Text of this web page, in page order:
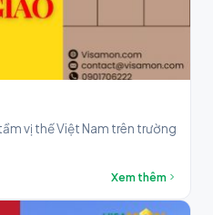
vị thế Việt Nam trên trường
Xem thêm